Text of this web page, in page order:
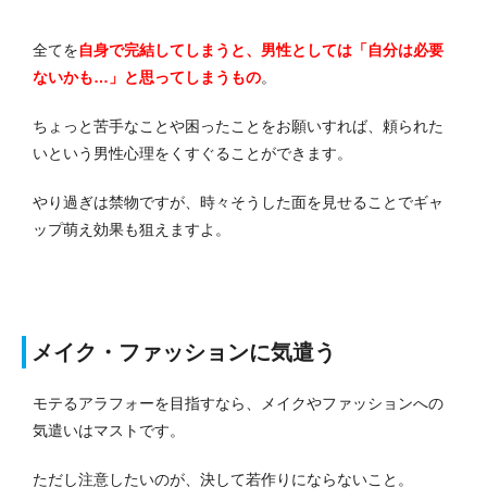
全てを自身で完結してしまうと、男性としては「自分は必要
ないかも…」と思ってしまうもの。
ちょっと苦手なことや困ったことをお願いすれば、頼られた
いという男性心理をくすぐることができます。
やり過ぎは禁物ですが、時々そうした面を見せることでギャ
ップ萌え効果も狙えますよ。
メイク・ファッションに気遣う
モテるアラフォーを目指すなら、メイクやファッションへの
気遣いはマストです。
ただし注意したいのが、決して若作りにならないこと。